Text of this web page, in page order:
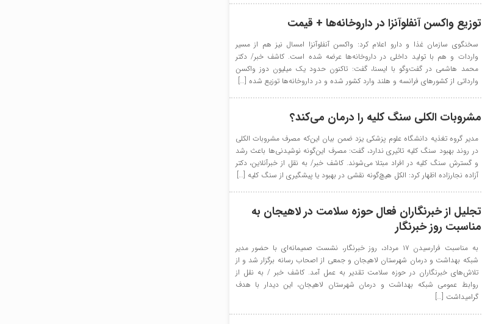
توزیع واکسن‌ آنفلوآنزا در داروخانه‌ها + قیمت
سخنگوی سازمان غذا و دارو اعلام کرد: واکسن آنفلوآنزا امسال نیز هم از مسیر
واردات و هم با تولید داخلی در داروخانه‌ها عرضه شده است. کاشف خبر/ دکتر
محمد هاشمی در گفت‌وگو با ایسنا، گفت: تاکنون حدود یک میلیون دوز واکسن
وارداتی از کشورهای فرانسه و هلند وارد کشور شده و در داروخانه‌ها توزیع شده […]
مشروبات الکلی سنگ کلیه را درمان می‌کند؟
مدیر گروه تغذیه دانشگاه علوم پزشکی یزد ضمن بیان این‌که مصرف مشروبات الکلی
در روند بهبود سنگ کلیه تاثیری ندارد، گفت: مصرف این‌گونه نوشیدنی‌ها باعث رشد
و گسترش سنگ کلیه در افراد مبتلا می‌شوند. کاشف خبر/ به نقل از خبرآنلاین، دکتر
آزاده نجارزاده اظهار کرد: الکل هیچ‌گونه نقشی در بهبود یا پیشگیری از سنگ کلیه […]
تجلیل از خبرنگاران فعال حوزه سلامت در لاهیجان به
مناسبت روز خبرنگار
به مناسبت فرارسیدن ۱۷ مرداد، روز خبرنگار، نشست صمیمانه‌ای با حضور مدیر
شبکه بهداشت و درمان شهرستان لاهیجان و جمعی از اصحاب رسانه برگزار شد و از
تلاش‌های خبرنگاران در حوزه سلامت تقدیر به عمل آمد. کاشف خبر / به نقل از
روابط عمومی شبکه بهداشت و درمان شهرستان لاهیجان، این دیدار با هدف
گرامیداشت […]